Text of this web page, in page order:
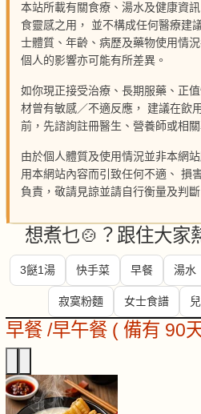
本站所載有關食療、湯水及健康資
食靈感之用， 並不構成任何醫療建
士體質、年齡、病歷及藥物使用情
個人的影響亦可能有所差異。
如你現正接受治療、長期服藥、正
材曾有敏感／不適反應， 建議在飲
前，先諮詢註冊醫生、營養師或相
由於個人體質及使用情況並非本網
用本網站內容而引致任何不適、 損
負責，敬請見諒並請自行衡量及判斷
想煮乜🍲？跟住大家
3餸1湯 快手菜 早餐 湯水
寂寞粉麵 女士食譜
早餐 /早午餐 ( 備有 90